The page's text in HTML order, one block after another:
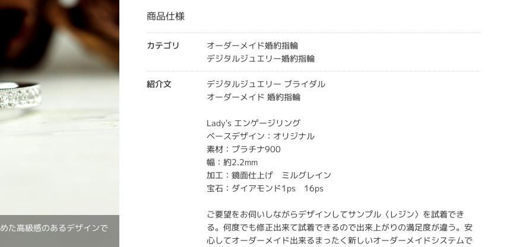
た高級感のあるデザインで
商品仕様
カテゴリ
オーダーメイド婚約指輪
デジタルジュエリー婚約指輪
紹介文
デジタルジュエリー ブライダル
オーダーメイド 婚約指輪
Lady's エンゲージリング
ベースデザイン：オリジナル
素材：プラチナ900
幅：約2.2mm
加工：鏡面仕上げ ミルグレイン
宝石：ダイアモンド1ps 16ps
ご要望をお伺いしながらデザインしてサンプル〈レジン〉を試着でき
る。何度でも修正出来て試着できるので出来上がりの満足度が違う。安
心してオーダーメイド出来るまったく新しいオーダーメイドシステムで